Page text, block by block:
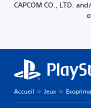
CAPCOM CO., LTD.
Accueil Jeux